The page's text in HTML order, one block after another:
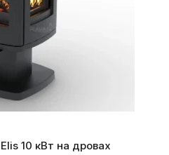
10 кВт на дровах